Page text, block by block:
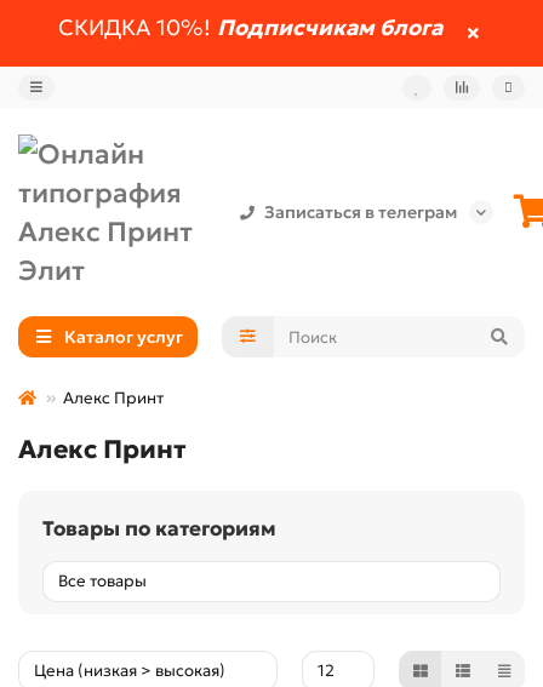
СКИДКА 10%! Подписчикам блога
Записаться в телеграм
Каталог услуг
Алекс Принт
Алекс Принт
Товары по категориям